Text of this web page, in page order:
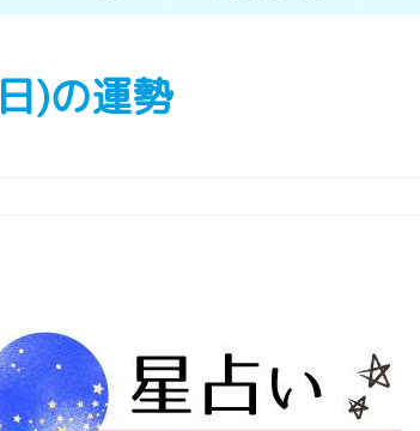
)の運勢